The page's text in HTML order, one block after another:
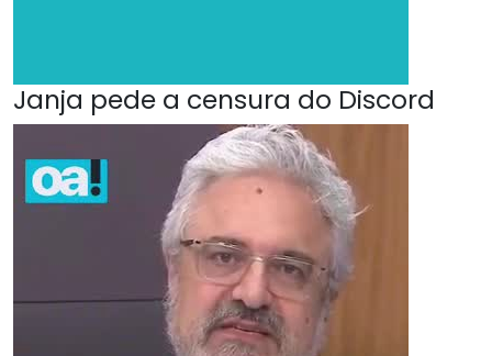
Janja pede a censura do Discord